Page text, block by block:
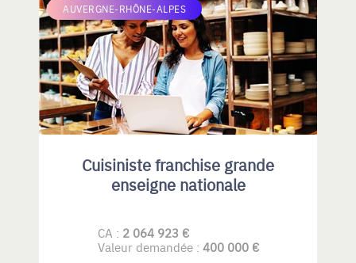
AUVERGNE-RHÔNE-ALPES
Cuisiniste franchise grande
enseigne nationale
CA : 2 064 923 €
Valeur demandée : 400 000 €